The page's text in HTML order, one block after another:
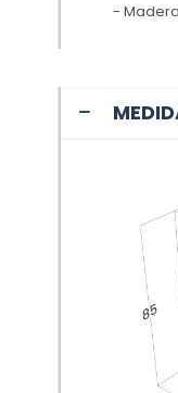
-